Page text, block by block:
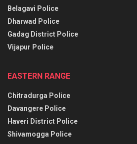
Belagavi Police
Dharwad Police
Gadag District Police
Vijapur Police
EASTERN RANGE
Chitradurga Police
Davangere Police
Haveri District Police
Shivamogga Police